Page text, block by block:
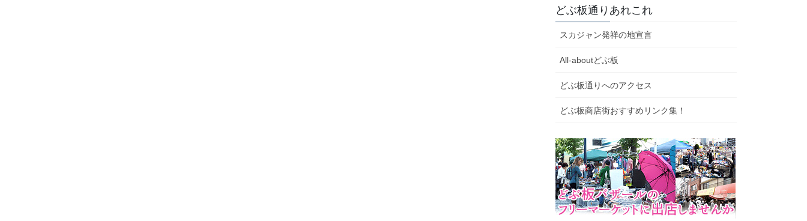
どぶ板通りあれこれ
スカジャン発祥の地宣言
All-aboutどぶ板
どぶ板通りへのアクセス
どぶ板商店街おすすめリンク集！